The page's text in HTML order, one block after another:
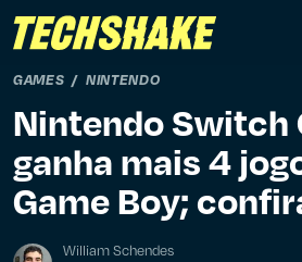
GAMES NINTENDO
Nintendo Switch
ganha mais 4
Game Boy;
William Schendes